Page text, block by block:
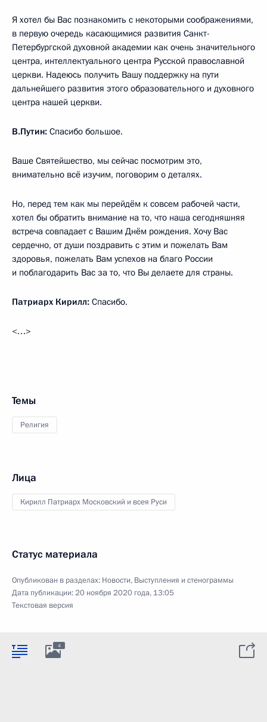
Я хотел бы Вас познакомить с некоторыми соображениями,
в первую очередь касающимися развития Санкт-
Петербургской духовной академии как очень значительного
центра, интеллектуального центра Русской православной
церкви. Надеюсь получить Вашу поддержку на пути
дальнейшего развития этого образовательного и духовного
центра нашей церкви.
В.Путин: Спасибо большое.
Ваше Святейшество, мы сейчас посмотрим это,
внимательно всё изучим, поговорим о деталях.
Но, перед тем как мы перейдём к совсем рабочей части,
хотел бы обратить внимание на то, что наша сегодняшняя
встреча совпадает с Вашим Днём рождения. Хочу Вас
сердечно, от души поздравить с этим и пожелать Вам
здоровья, пожелать Вам успехов на благо России
и поблагодарить Вас за то, что Вы делаете для страны.
Патриарх Кирилл: Спасибо.
<…>
Темы
Религия
Лица
Кирилл Патриарх Московский и всея Руси
Статус материала
Опубликован в разделах: Новости, Выступления и стенограммы
Дата публикации:20 ноября 2020 года, 13:05
Текстовая версия
4